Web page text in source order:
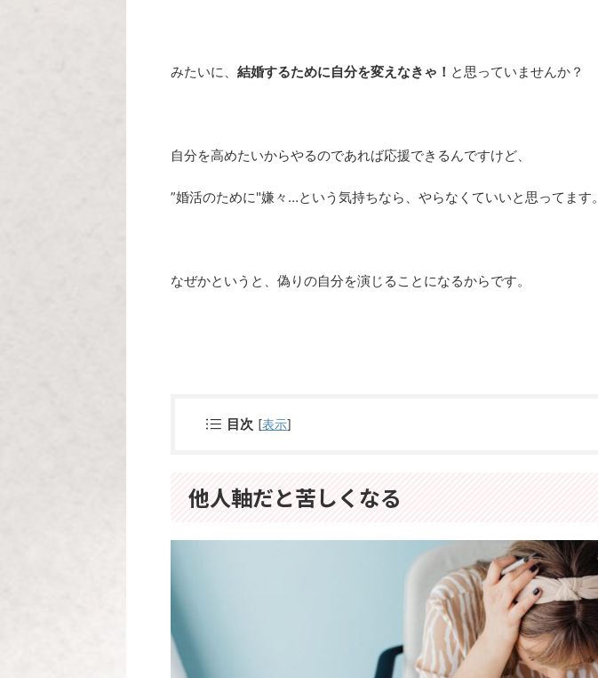
みたいに、 結婚するために自分を変えなきゃ！ と思っていませんか？
自分を高めたいからやるのであれば応援できるんですけど、
”婚活のために"嫌々…という気持ちなら、やらなくていいと思ってます。
なぜかというと、偽りの自分を演じることになるからです。
目次 [表示]
他人軸だと苦しくなる